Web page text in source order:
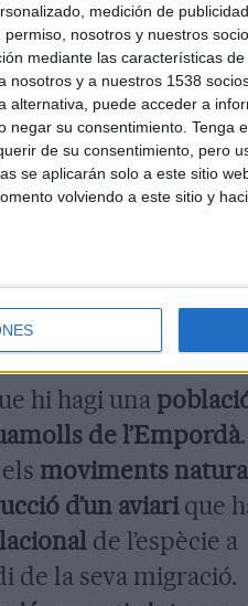
medición de
permiso, nosotros y nuestros
mediante las características
nosotros y a nuestros 1538
alternativa, puede acceder a
negar su consentimiento. Tenga
de su consentimiento, pero
se aplicarán solo a este sitio
volviendo a este sitio y
unafemellade la
desplaçament
l’any passat. El20
de la Fronteraper
.
parella pugui
hi hagi una
de l’Empordà
moviments
d’un aviarique
de l’espècie a
de la seva migració.